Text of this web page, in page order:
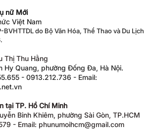
nữ Mới
Việt Nam
BVHTTDL do Bộ Văn Hóa, Thể Thao và Du Lịch
Thị Thu Hằng
Hy Quang, phường Đống Đa, Hà Nội.
- 0913.212.736 - Email:
tại TP. Hồ Chí Minh
Bỉnh Khiêm, phường Sài Gòn, TP.HCM
- Email: phunumoihcm@gmail.com